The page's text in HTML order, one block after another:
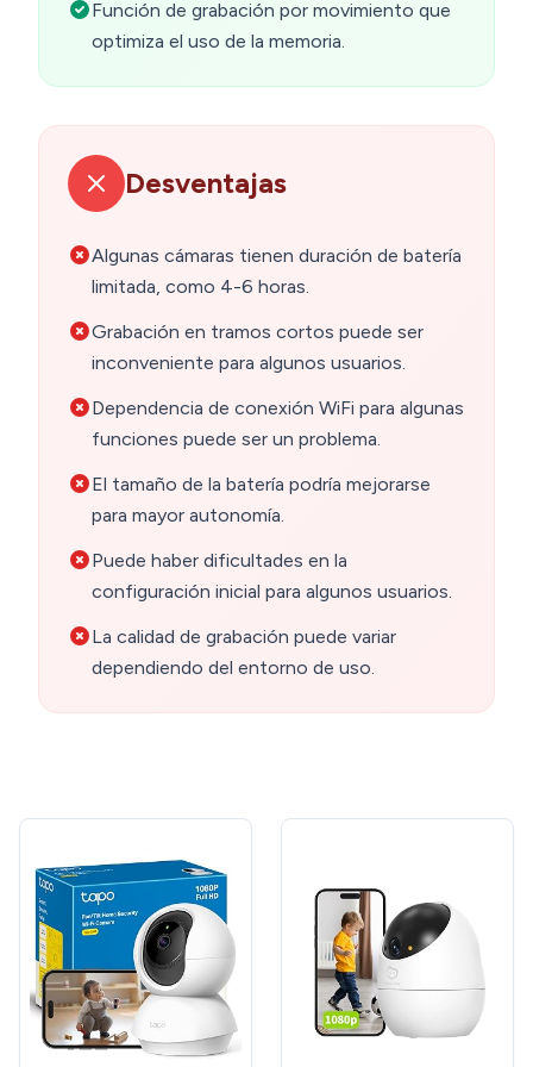
Función de grabación por movimiento que
optimiza el uso de la memoria.
Desventajas
Algunas cámaras tienen duración de batería
limitada, como 4-6 horas.
Grabación en tramos cortos puede ser
inconveniente para algunos usuarios.
Dependencia de conexión WiFi para algunas
funciones puede ser un problema.
El tamaño de la batería podría mejorarse
para mayor autonomía.
Puede haber dificultades en la
configuración inicial para algunos usuarios.
La calidad de grabación puede variar
dependiendo del entorno de uso.